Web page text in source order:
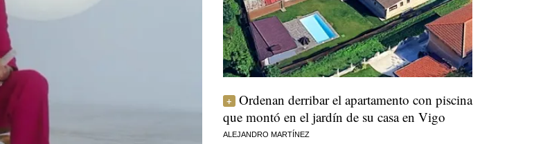
Ordenan derribar el apartamento con piscina
que montó en el jardín de su casa en Vigo
ALEJANDRO MARTÍNEZ